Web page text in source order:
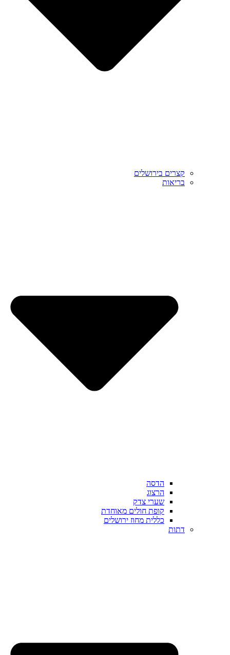
קצרים בירושלים
בריאות
הדסה
הרצוג
שערי צדק
קופת חולים מאוחדת
כללית מחוז ירושלים
דתות